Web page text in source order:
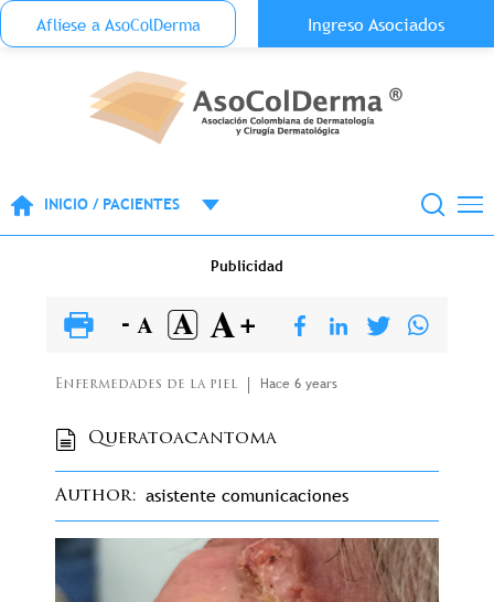
Pasar al contenido principal
Menu Top Anónimo
Aflíese a AsoColDerma Ingreso Asociados
INICIO / PACIENTES
Publicidad
Enfermedades de la piel Hace 6 years
Queratoacantoma
Author asistente comunicaciones